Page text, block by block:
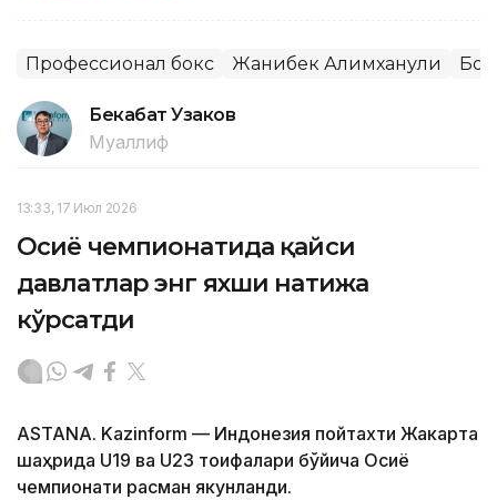
Профессионал бокс Жанибек Алимханули
Бекабат Узаков
Муаллиф
13:33, 17 Июл 2026
Осиё чемпионатида қайси
давлатлар энг яхши натижа
кўрсатди
ASTANA. Kazinform — Индонезия пойтахти Жакарта
шаҳрида U19 ва U23 тоифалари бўйича Осиё
чемпионати расман якунланди.